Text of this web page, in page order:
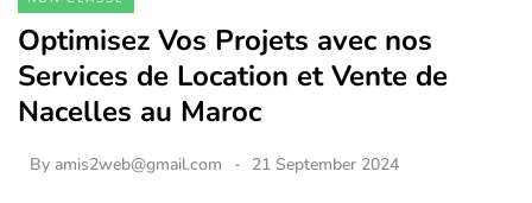
Optimisez Vos Projets avec nos
Services de Location et Vente de
Nacelles au Maroc
By amis2web@gmail.com 21 September 2024